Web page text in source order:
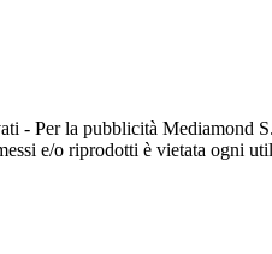
- Per la pubblicità Mediamond
e/o riprodotti è vietata ogni